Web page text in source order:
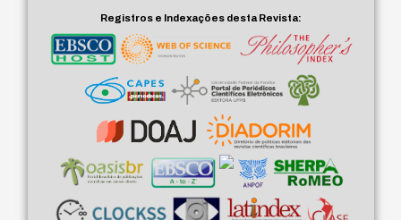
Registros e Indexações desta Revista: